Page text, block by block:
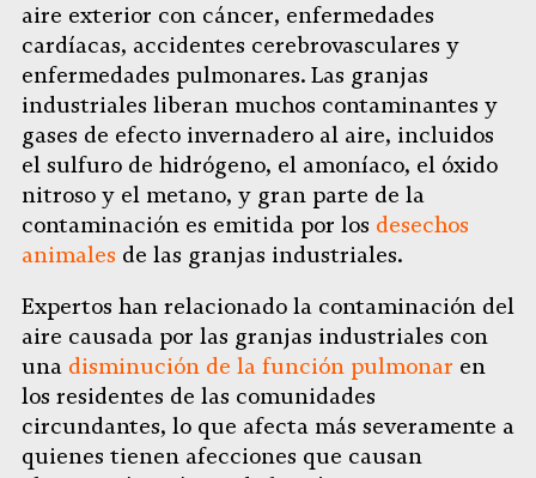
aire exterior con cáncer, enfermedades
cardíacas, accidentes cerebrovasculares y
enfermedades pulmonares. Las granjas
industriales liberan muchos contaminantes y
gases de efecto invernadero al aire, incluidos
el sulfuro de hidrógeno, el amoníaco, el óxido
nitroso y el metano, y gran parte de la
contaminación es emitida por los desechos
animales de las granjas industriales.
Expertos han relacionado la contaminación del
aire causada por las granjas industriales con
una disminución de la función pulmonar en
los residentes de las comunidades
circundantes, lo que afecta más severamente a
quienes tienen afecciones que causan